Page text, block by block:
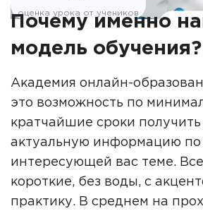
оценка урока от учеников
Почему именно
модель обучения?
Академия онлайн-
это возможность по
кратчайшие сроки
актуальную информацию по
интересующей вас теме.
короткие, без воды, с
практику. В среднем на